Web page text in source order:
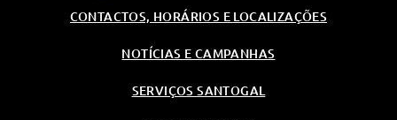
CONTACTOS, HORÁRIOS E LOCALIZAÇÕES
NOTÍCIAS E CAMPANHAS
SERVIÇOS SANTOGAL